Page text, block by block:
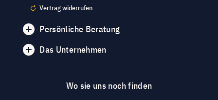
Vertrag widerrufen
Persönliche Beratung
Das Unternehmen
Wo sie uns noch finden